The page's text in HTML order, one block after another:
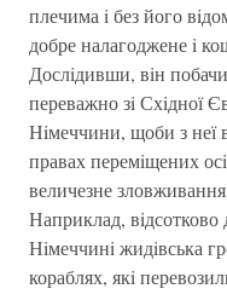
плечима i без його
добре налагоджене i
Дослiдивши, вiн
переважно зi Схiдної
Нiмеччини, щоби з неї
правах перемiщених
величезне
Наприклад,
Нiмеччинi жидiвська
кораблях, якi